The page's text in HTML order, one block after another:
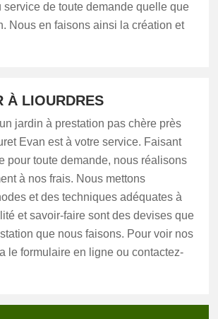
de toute demande quelle que
Nous en faisons ainsi la création et
À LIOURDRES
jardin à prestation pas chère près
Evan est à votre service. Faisant
pour toute demande, nous réalisons
à nos frais. Nous mettons
et des techniques adéquates à
et savoir-faire sont des devises que
que nous faisons. Pour voir nos
le formulaire en ligne ou contactez-